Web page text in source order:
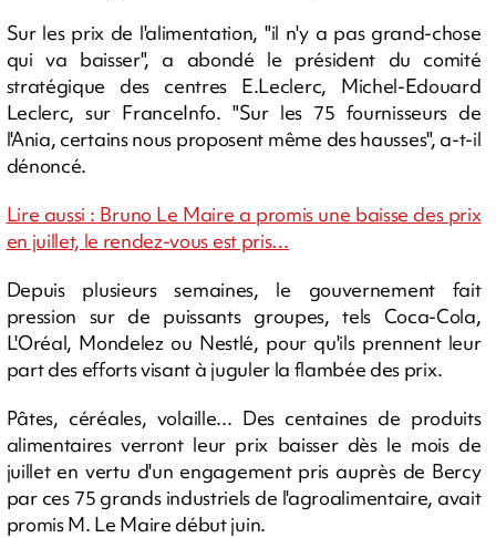
Sur les prix de l'alimentation, "il n'y a pas grand-chose
qui va baisser", a abondé le président du comité
stratégique des centres E.Leclerc, Michel-Edouard
Leclerc, sur FranceInfo. "Sur les 75 fournisseurs de
l'Ania, certains nous proposent même des hausses", a-t-il
dénoncé.
Lire aussi : Bruno Le Maire a promis une baisse des prix
en juillet, le rendez-vous est pris…
Depuis plusieurs semaines, le gouvernement fait
pression sur de puissants groupes, tels Coca-Cola,
L'Oréal, Mondelez ou Nestlé, pour qu'ils prennent leur
part des efforts visant à juguler la flambée des prix.
Pâtes, céréales, volaille... Des centaines de produits
alimentaires verront leur prix baisser dès le mois de
juillet en vertu d'un engagement pris auprès de Bercy
par ces 75 grands industriels de l'agroalimentaire, avait
promis M. Le Maire début juin.